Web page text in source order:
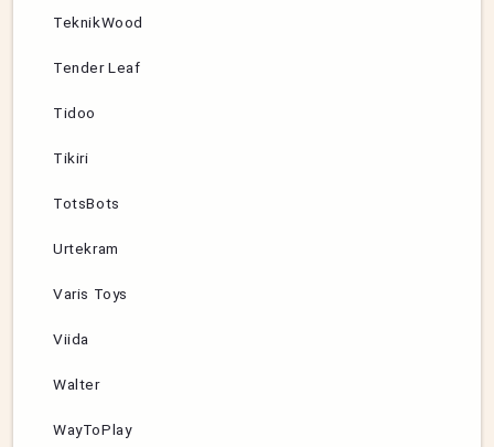
TeknikWood
Tender Leaf
Tidoo
Tikiri
TotsBots
Urtekram
Varis Toys
Viida
Walter
WayToPlay